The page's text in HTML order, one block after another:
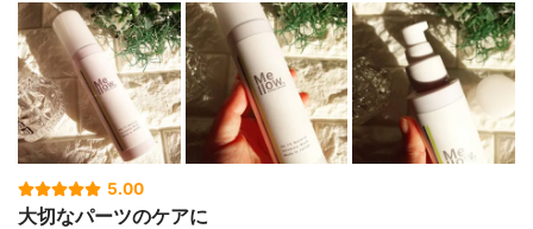
5.00
大切なパーツのケアに